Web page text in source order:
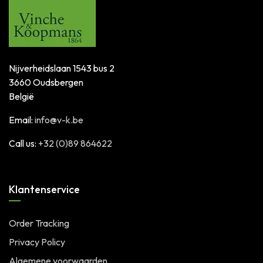
Nijverheidslaan 1543 bus 2
3660 Oudsbergen
België
Email: info@v-k.be
Call us: +32 (0)89 864622
Klantenservice
Order Tracking
Privacy Policy